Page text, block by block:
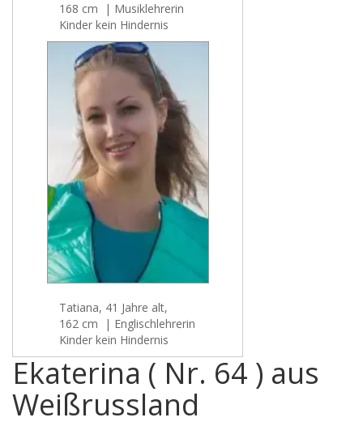
168 cm | Musiklehrerin
Kinder kein Hindernis
Tatiana, 41 Jahre alt,
162 cm | Englischlehrerin
Kinder kein Hindernis
Ekaterina ( Nr. 64 ) aus
Weißrussland